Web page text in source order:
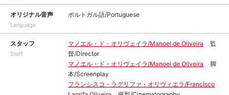
オリジナル音声
Language
ポルトガル語/Portuguese
スタッフ
Staff
マノエル・ド・オリヴェイラ/Manoel de Oliveira
監
督/Director
マノエル・ド・オリヴェイラ/Manoel de Oliveira
脚
本/Screenplay
フランシスコ・ラグリファ・オリヴィエラ/Francisco